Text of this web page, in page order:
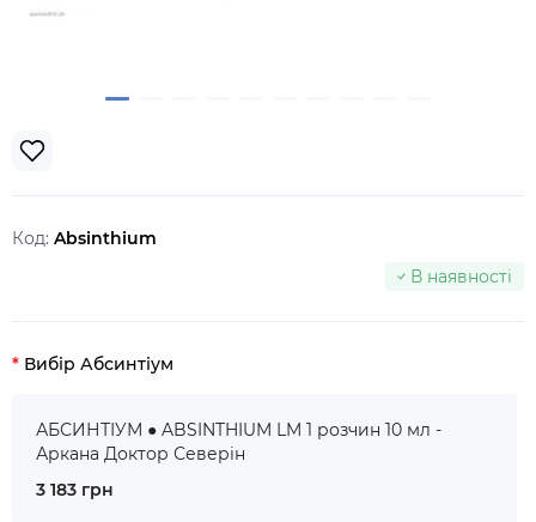
Код: Absinthium
В наявності
Вибір Абсинтіум
АБСИНТІУМ ● ABSINTHIUM LM 1 розчин 10 мл -
Аркана Доктор Северін
3 183 грн